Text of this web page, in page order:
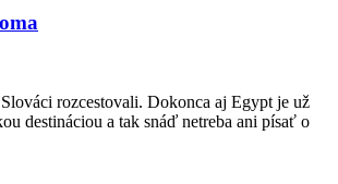
rozcestovali. Dokonca aj Egypt je už
destináciou a tak snáď netreba ani písať o